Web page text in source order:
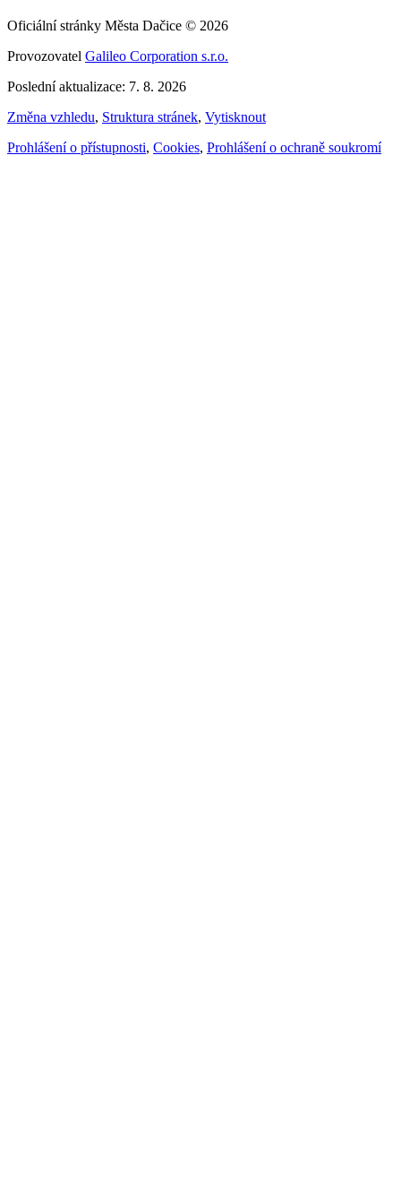
Oficiální stránky Města Dačice © 2026
Provozovatel Galileo Corporation s.r.o.
Poslední aktualizace: 7. 8. 2026
Změna vzhledu, Struktura stránek, Vytisknout
Prohlášení o přístupnosti, Cookies, Prohlášení o ochraně soukromí